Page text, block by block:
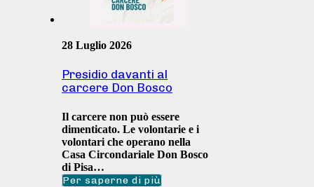
28 Luglio 2026
Presidio davanti al
carcere Don Bosco
Il carcere non può essere
dimenticato. Le volontarie e i
volontari che operano nella
Casa Circondariale Don Bosco
di Pisa…
Per saperne di più